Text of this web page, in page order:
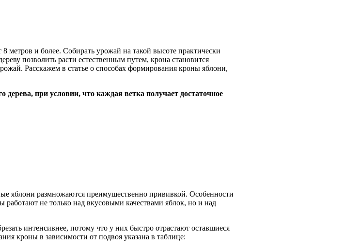
метров и более. Собирать урожай на такой высоте практически
позволить расти естественным путем, крона становится
Расскажем в статье о способах формирования кроны яблони,
при условии, что каждая ветка получает достаточное
яблони размножаются преимущественно прививкой. Особенности
работают не только над вкусовыми качествами яблок, но и над
интенсивнее, потому что у них быстро отрастают оставшиеся
кроны в зависимости от подвоя указана в таблице: